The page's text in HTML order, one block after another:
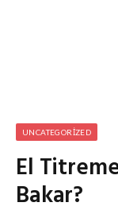
UNCATEGORIZED
El
Bakar?